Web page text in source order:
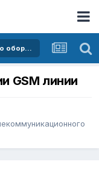
Покупка и продажа телекоммуникационного оборудования
GSM линии